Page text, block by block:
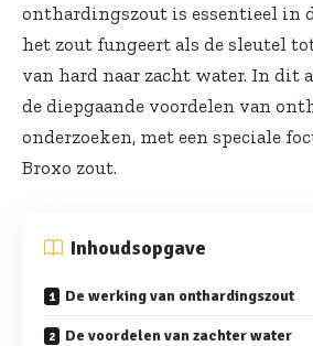
onthardingszout is essentieel in
het zout fungeert als de sleutel
van hard naar zacht water. In dit
de diepgaande voordelen van
onderzoeken, met een speciale
Broxo zout.
Inhoudsopgave
De werking van onthardingszout
De voordelen van zachter water